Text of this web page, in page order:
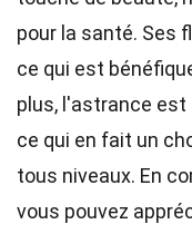
pour la santé. Ses
ce qui est
plus, l'astrance
ce qui en fait un
tous niveaux. En
vous pouvez